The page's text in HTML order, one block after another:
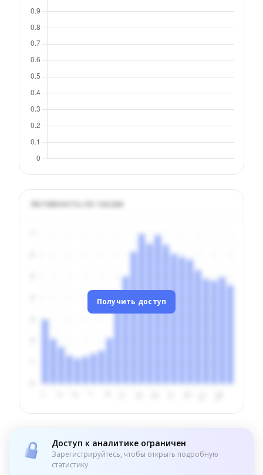
Активность по часам
Получить доступ
Доступ к аналитике ограничен
Зарегистрируйтесь, чтобы открыть подробную
статистику